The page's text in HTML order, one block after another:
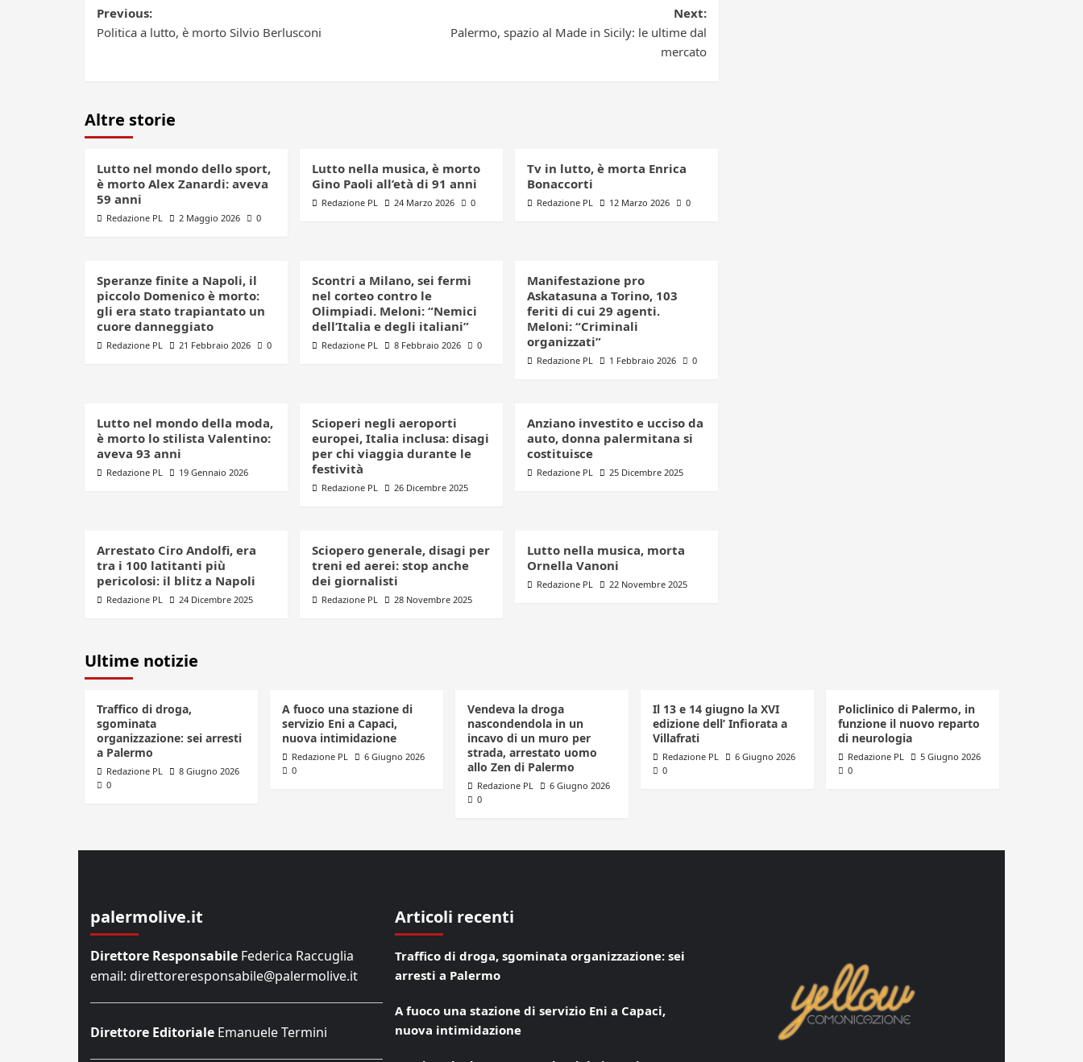
Post
navigation
Previous:
Politica a lutto, è morto Silvio Berlusconi
Next:
Palermo, spazio al Made in Sicily: le ultime dal
mercato
Altre storie
Lutto nel mondo dello sport,
è morto Alex Zanardi: aveva
59 anni
Redazione PL 2 Maggio 2026 0
Lutto nella musica, è morto
Gino Paoli all’età di 91 anni
Redazione PL 24 Marzo 2026 0
Tv in lutto, è morta Enrica
Bonaccorti
Redazione PL 12 Marzo 2026 0
Speranze finite a Napoli, il
piccolo Domenico è morto:
gli era stato trapiantato un
cuore danneggiato
Redazione PL 21 Febbraio 2026 0
Scontri a Milano, sei fermi
nel corteo contro le
Olimpiadi. Meloni: “Nemici
dell’Italia e degli italiani”
Redazione PL 8 Febbraio 2026 0
Manifestazione pro
Askatasuna a Torino, 103
feriti di cui 29 agenti.
Meloni: “Criminali
organizzati”
Redazione PL 1 Febbraio 2026 0
Lutto nel mondo della moda,
è morto lo stilista Valentino:
aveva 93 anni
Redazione PL 19 Gennaio 2026
Scioperi negli aeroporti
europei, Italia inclusa: disagi
per chi viaggia durante le
festività
Redazione PL 26 Dicembre 2025
Anziano investito e ucciso da
auto, donna palermitana si
costituisce
Redazione PL 25 Dicembre 2025
Arrestato Ciro Andolfi, era
tra i 100 latitanti più
pericolosi: il blitz a Napoli
Redazione PL 24 Dicembre 2025
Sciopero generale, disagi per
treni ed aerei: stop anche
dei giornalisti
Redazione PL 28 Novembre 2025
Lutto nella musica, morta
Ornella Vanoni
Redazione PL 22 Novembre 2025
Ultime notizie
Traffico di droga,
sgominata
organizzazione: sei arresti
a Palermo
Redazione PL
8 Giugno 2026
0
A fuoco una stazione di
servizio Eni a Capaci,
nuova intimidazione
Redazione PL
6 Giugno 2026
0
Vendeva la droga
nascondendola in un
incavo di un muro per
strada, arrestato uomo
allo Zen di Palermo
Redazione PL
6 Giugno 2026
0
Il 13 e 14 giugno la XVI
edizione dell’ Infiorata a
Villafrati
Redazione PL
6 Giugno 2026
0
Policlinico di Palermo, in
funzione il nuovo reparto
di neurologia
Redazione PL
5 Giugno 2026
0
palermolive.it
Direttore Responsabile Federica Raccuglia
email: direttoreresponsabile@palermolive.it
Direttore Editoriale Emanuele Termini
Articoli recenti
Traffico di droga, sgominata organizzazione: sei
arresti a Palermo
A fuoco una stazione di servizio Eni a Capaci,
nuova intimidazione